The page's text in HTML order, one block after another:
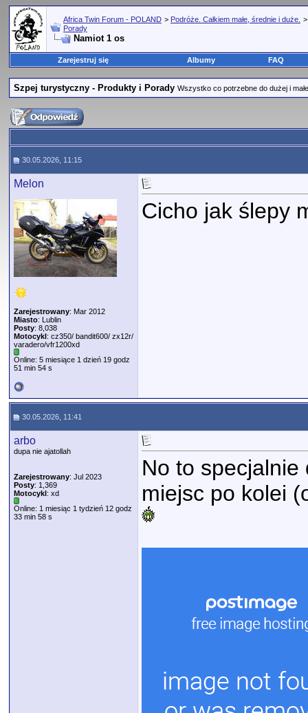
Africa Twin Forum - POLAND > Podróże. Całkiem małe, średnie i duże.
Porady
Namiot 1 os
Zarejestruj się Albumy FAQ
Szpej turystyczny - Produkty i Porady Wszystko co potrzebne do dużej i
30.05.2026, 11:15
Melon
Zarejestrowany: Mar 2012
Miasto: Lublin
Posty: 8,038
Motocykl: cz350/ bandit600/ zx12r/
varadero/vfr1200xd
Online: 5 miesiące 1 dzień 19 godz
51 min 54 s
Cicho jak ślepy
30.05.2026, 11:41
arbo
dupa nie ajatollah
Zarejestrowany: Jul 2023
Posty: 1,369
Motocykl: xd
Online: 1 miesiąc 1 tydzień 12 godz
33 min 58 s
No to
miejsc po kolei